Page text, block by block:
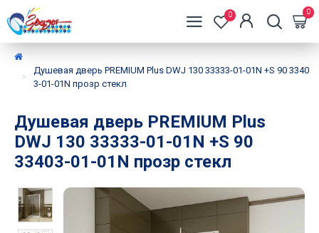
0 0
Душевая дверь PREMIUM Plus DWJ 130 33333-01-01N +S 90 3340
3-01-01N прозр стекл
Душевая дверь PREMIUM Plus
DWJ 130 33333-01-01N +S 90
33403-01-01N прозр стекл